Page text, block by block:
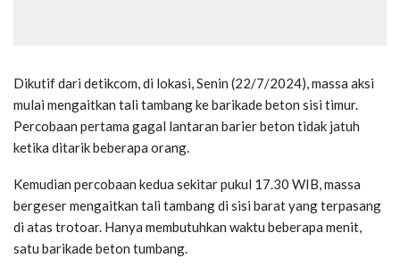
Dikutif dari detikcom, di lokasi, Senin (22/7/2024), massa aksi
mulai mengaitkan tali tambang ke barikade beton sisi timur.
Percobaan pertama gagal lantaran barier beton tidak jatuh
ketika ditarik beberapa orang.
Kemudian percobaan kedua sekitar pukul 17.30 WIB, massa
bergeser mengaitkan tali tambang di sisi barat yang terpasang
di atas trotoar. Hanya membutuhkan waktu beberapa menit,
satu barikade beton tumbang.